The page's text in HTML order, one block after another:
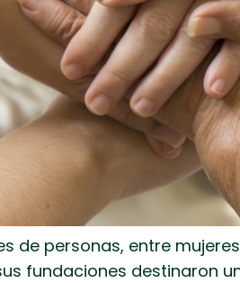
de personas, entre
fundaciones destinaron